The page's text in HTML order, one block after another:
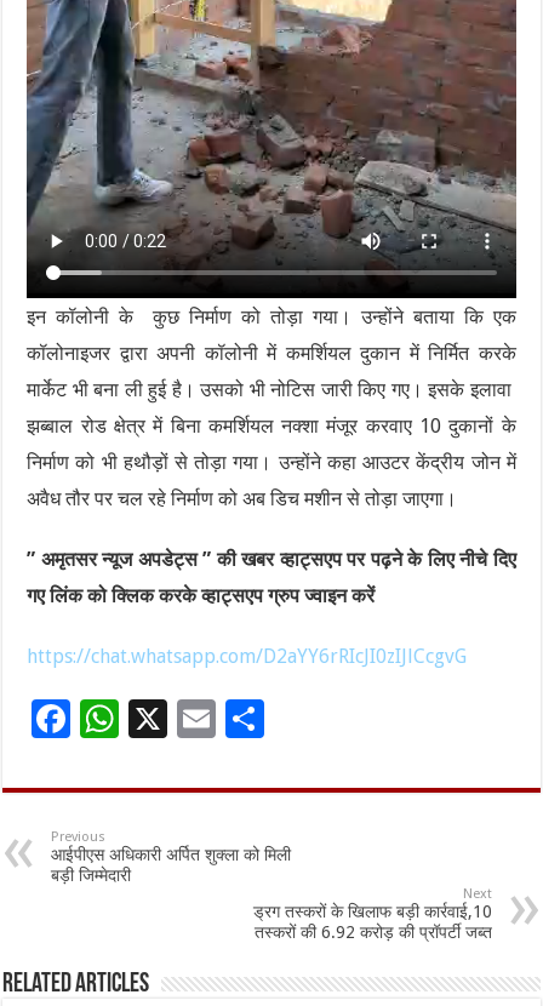
इन कॉलोनी के कुछ निर्माण को तोड़ा गया। उन्होंने बताया कि एक
कॉलोनाइजर द्वारा अपनी कॉलोनी में कमर्शियल दुकान में निर्मित करके
मार्केट भी बना ली हुई है। उसको भी नोटिस जारी किए गए। इसके इलावा
झब्बाल रोड क्षेत्र में बिना कमर्शियल नक्शा मंजूर करवाए 10 दुकानों के
निर्माण को भी हथौड़ों से तोड़ा गया। उन्होंने कहा आउटर केंद्रीय जोन में
अवैध तौर पर चल रहे निर्माण को अब डिच मशीन से तोड़ा जाएगा।
” अमृतसर न्यूज अपडेट्स ” की खबर व्हाट्सएप पर पढ़ने के लिए नीचे दिए
गए लिंक को क्लिक करके व्हाट्सएप ग्रुप ज्वाइन करें
https://chat.whatsapp.com/D2aYY6rRIcJI0zIJlCcgvG
F
e
b
o
W
at
sA
p
X
E
ai ar
e
Previous
आईपीएस अधिकारी अर्पित शुक्ला को मिली
बड़ी जिम्मेदारी
Next
ड्रग तस्करों के खिलाफ बड़ी कार्रवाई,10
तस्करों की 6.92 करोड़ की प्रॉपर्टी जब्त
Related Articles